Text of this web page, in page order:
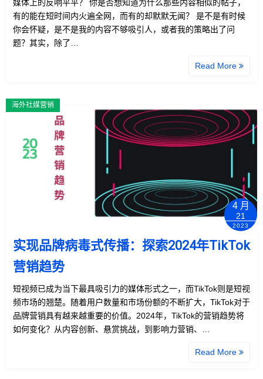
媒体上的反响平平？ 你是否想知道为什么那些内容相似的帖子，
有的能在短时间内火遍全网，而有的却默默无闻？ 是不是有时候
你会怀疑，是不是我的内容不够吸引人，或者我的策略出了问
题？其实，除了…
Read More
海外社媒营销
4 月
21
2023
实现品牌病毒式传播：探索2024年TikTok
营销趋势
短视频已成为当下最具吸引力的媒体形式之一，而TikTok则是短视
频市场的翘楚。随着用户数量和市场份额的不断扩大，TikTok对于
品牌营销具有越来越重要的价值。2024年，TikTok的营销趋势将
如何变化？从内容创新、悬赏挑战，到影响力营销、…
Read More